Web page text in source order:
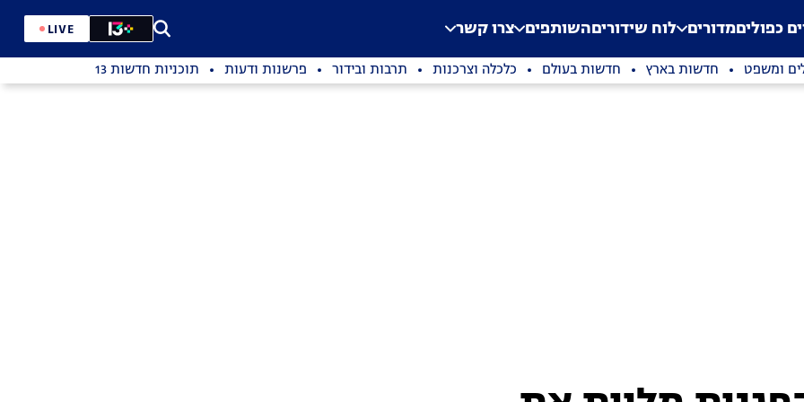
Application error: a
. כפוליםמדורים לוח שידוריםהשותפים צרו קשר LIVE
ומשפט חדשות בארץ חדשות בעולם כלכלה וצרכנות תרבות ובידור פרשנות ודעות תוכניות חדשות 13